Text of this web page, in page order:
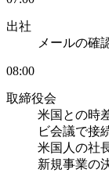
出社
メールの確
08:00
取締役会
米国との時
ビ会議で接
米国人の社
新規事業の